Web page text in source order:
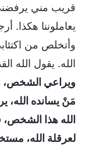
قريب مني يرفضني.
يعاملوننا هكذا.
وأتخلص من
الله. يقول الله
ويراعي الشخص،
مَنْ يسانده الله،
الله هذا
لعرقلة الله،